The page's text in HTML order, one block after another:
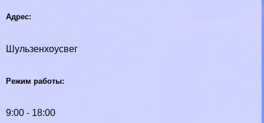
Адрес:
Шульзенхоусвег
Режим работы:
9:00 - 18:00